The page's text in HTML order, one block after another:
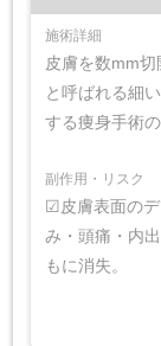
施術詳細
皮膚を数mm
と呼ばれる細
する痩身手術の
副作用・リスク
☑皮膚表面の
み・頭痛・内
もに消失。